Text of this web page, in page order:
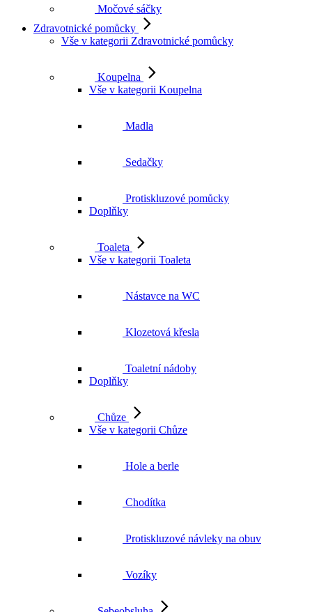
Močové sáčky
Zdravotnické pomůcky
Vše v kategorii Zdravotnické pomůcky
Koupelna
Vše v kategorii Koupelna
Madla
Sedačky
Protiskluzové pomůcky
Doplňky
Toaleta
Vše v kategorii Toaleta
Nástavce na WC
Klozetová křesla
Toaletní nádoby
Doplňky
Chůze
Vše v kategorii Chůze
Hole a berle
Chodítka
Protiskluzové návleky na obuv
Vozíky